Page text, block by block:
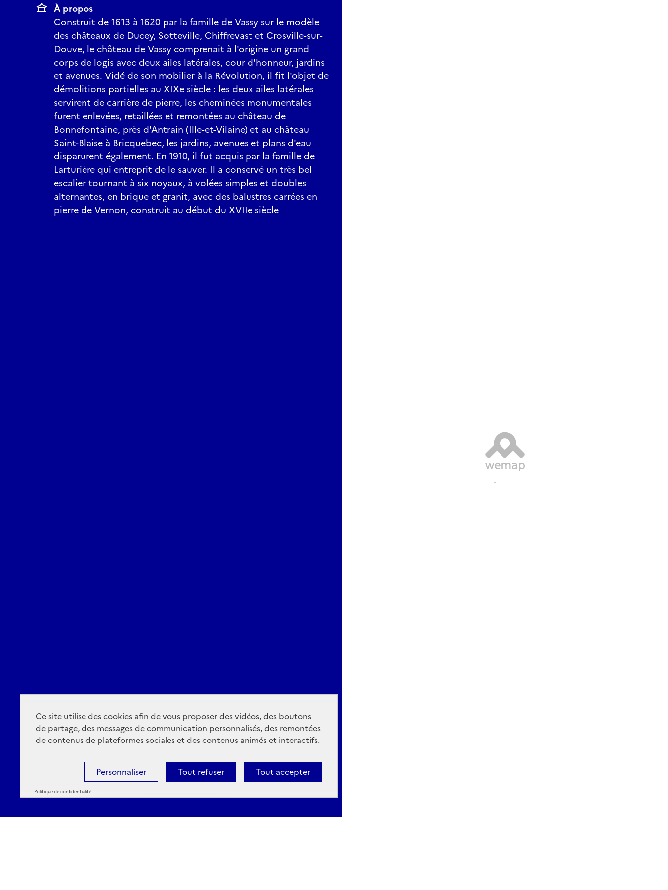
Ce site utilise des cookies afin de vous proposer des vidéos, des boutons
de partage, des messages de communication personnalisés, des remontées
de contenus de plateformes sociales et des contenus animés et interactifs.
Tout accepter
Tout refuser
Personnaliser
Politique de confidentialité
À propos
Construit de 1613 à 1620 par la famille de Vassy sur le modèle
des châteaux de Ducey, Sotteville, Chiffrevast et Crosville-sur-
Douve, le château de Vassy comprenait à l'origine un grand
corps de logis avec deux ailes latérales, cour d'honneur, jardins
et avenues. Vidé de son mobilier à la Révolution, il fit l'objet de
démolitions partielles au XIXe siècle : les deux ailes latérales
servirent de carrière de pierre, les cheminées monumentales
furent enlevées, retaillées et remontées au château de
Bonnefontaine, près d'Antrain (Ille-et-Vilaine) et au château
Saint-Blaise à Bricquebec, les jardins, avenues et plans d'eau
disparurent également. En 1910, il fut acquis par la famille de
Larturière qui entreprit de le sauver. Il a conservé un très bel
escalier tournant à six noyaux, à volées simples et doubles
alternantes, en brique et granit, avec des balustres carrées en
pierre de Vernon, construit au début du XVIIe siècle